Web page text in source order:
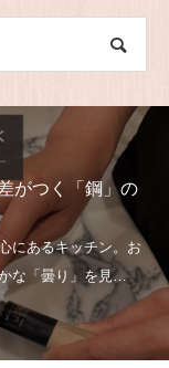
がつく「鋼」の